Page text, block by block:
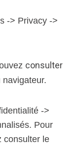
-> Privacy ->
consulter
navigateur.
->
Pour
consulter le